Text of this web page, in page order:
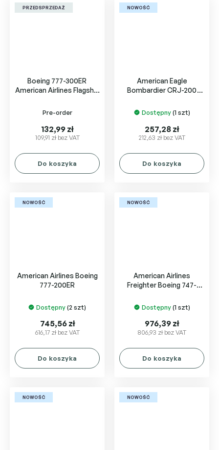
PRZEDSPRZEDAŻ
Boeing 777-300ER
American Airlines Flagship
Pre-order
109,91 zł bez VAT
132,99 zł
Do koszyka
NOWOŚĆ
American Eagle
Bombardier CRJ-200
Dostępny(1 szt)
212,63 zł bez VAT
257,28 zł
Do koszyka
NOWOŚĆ
American Airlines Boeing
777-200ER
Dostępny(2 szt)
616,17 zł bez VAT
745,56 zł
Do koszyka
NOWOŚĆ
American Airlines
Freighter Boeing 747-
Dostępny(1 szt)
806,93 zł bez VAT
976,39 zł
Do koszyka
NOWOŚĆ NOWOŚĆ